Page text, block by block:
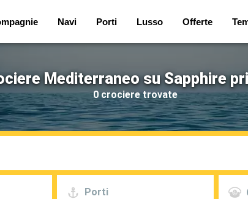
Navi Porti Lusso Offerte
Mediterraneo su Sapphire
0 crociere trovate
Porti